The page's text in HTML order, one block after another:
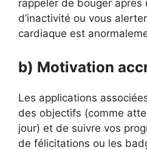
rappeler de bouger après
d’inactivité ou vous
cardiaque est
b) Motivation
Les applications
des objectifs (comme
jour) et de suivre vos
de félicitations ou les